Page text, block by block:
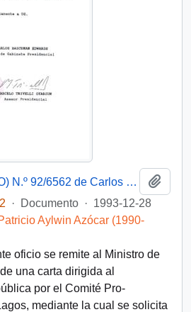
Oficio GAB. PRES. (O) N.º 92/6562 de Carlos Bascuñán Edwards, Jefe de Gabinete Presidencial, para Jorge Arrate Mac Niven, Ministro de Educación Pública, sobre solicitud de creación de la Universidad de Los Lagos
· Documento · 1993-12-28
Aylwin Azócar (1990-
oficio se remite al Ministro de
una carta dirigida al
por el Comité Pro-
mediante la cual se solicita